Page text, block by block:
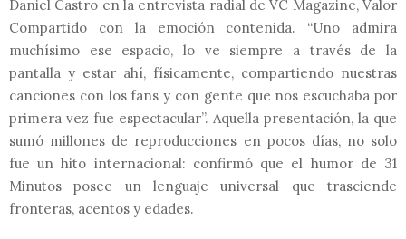
Daniel Castro en la entrevista radial de VC Magazine, Valor
Compartido con la emoción contenida. “Uno admira
muchísimo ese espacio, lo ve siempre a través de la
pantalla y estar ahí, físicamente, compartiendo nuestras
canciones con los fans y con gente que nos escuchaba por
primera vez fue espectacular”. Aquella presentación, la que
sumó millones de reproducciones en pocos días, no solo
fue un hito internacional: confirmó que el humor de 31
Minutos posee un lenguaje universal que trasciende
fronteras, acentos y edades.